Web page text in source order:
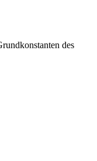
des